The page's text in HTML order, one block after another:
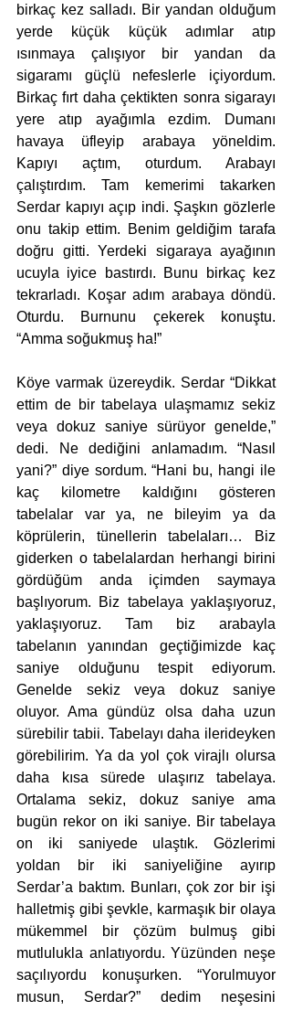
birkaç kez salladı. Bir yandan olduğum
yerde küçük küçük adımlar atıp
ısınmaya çalışıyor bir yandan da
sigaramı güçlü nefeslerle içiyordum.
Birkaç fırt daha çektikten sonra sigarayı
yere atıp ayağımla ezdim. Dumanı
havaya üfleyip arabaya yöneldim.
Kapıyı açtım, oturdum. Arabayı
çalıştırdım. Tam kemerimi takarken
Serdar kapıyı açıp indi. Şaşkın gözlerle
onu takip ettim. Benim geldiğim tarafa
doğru gitti. Yerdeki sigaraya ayağının
ucuyla iyice bastırdı. Bunu birkaç kez
tekrarladı. Koşar adım arabaya döndü.
Oturdu. Burnunu çekerek konuştu.
“Amma soğukmuş ha!”
Köye varmak üzereydik. Serdar “Dikkat
ettim de bir tabelaya ulaşmamız sekiz
veya dokuz saniye sürüyor genelde,”
dedi. Ne dediğini anlamadım. “Nasıl
yani?” diye sordum. “Hani bu, hangi ile
kaç kilometre kaldığını gösteren
tabelalar var ya, ne bileyim ya da
köprülerin, tünellerin tabelaları… Biz
giderken o tabelalardan herhangi birini
gördüğüm anda içimden saymaya
başlıyorum. Biz tabelaya yaklaşıyoruz,
yaklaşıyoruz. Tam biz arabayla
tabelanın yanından geçtiğimizde kaç
saniye olduğunu tespit ediyorum.
Genelde sekiz veya dokuz saniye
oluyor. Ama gündüz olsa daha uzun
sürebilir tabii. Tabelayı daha ilerideyken
görebilirim. Ya da yol çok virajlı olursa
daha kısa sürede ulaşırız tabelaya.
Ortalama sekiz, dokuz saniye ama
bugün rekor on iki saniye. Bir tabelaya
on iki saniyede ulaştık. Gözlerimi
yoldan bir iki saniyeliğine ayırıp
Serdar’a baktım. Bunları, çok zor bir işi
halletmiş gibi şevkle, karmaşık bir olaya
mükemmel bir çözüm bulmuş gibi
mutlulukla anlatıyordu. Yüzünden neşe
saçılıyordu konuşurken. “Yorulmuyor
musun, Serdar?” dedim neşesini